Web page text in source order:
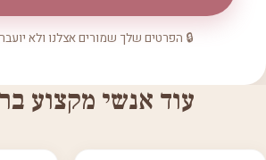
🔒 הפרטים שלך שמורים אצלנו ולא
עוד אנשי מקצוע